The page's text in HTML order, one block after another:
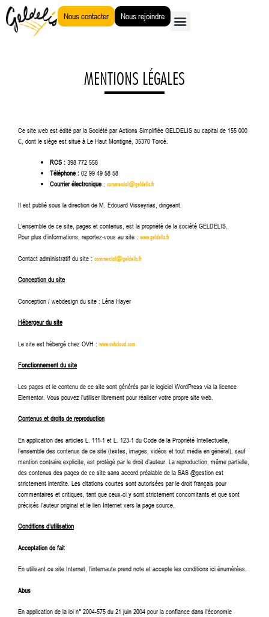
Aller
contenu
Nous contacter Nous rejoindre
MENTIONS LÉGALES
Ce site web est édité par la Société par Actions Simplifiée GELDELIS au capital de 155 000
€, dont le siège est situé à Le Haut Montigné, 35370 Torcé.
RCS :398 772 558
Téléphone :02 99 49 58 58
Courrier électronique: commercial@geldelis.fr
Il est publié sous la direction de M. Edouard Visseyrias, dirigeant.
L’ensemble de ce site, pages et contenus, est la propriété de la société GELDELIS.
Pour plus d’informations, reportez-vous au site : www.geldelis.fr
Contact administratif du site : commercial@geldelis.fr
Conception du site
Conception / webdesign du site : Léna Hayer
Hébergeur du site
Le site est hébergé chez OVH : www.ovhcloud.com
Fonctionnement du site
Les pages et le contenu de ce site sont générés par le logiciel WordPress via la licence
Elementor. Vous pouvez l’utiliser librement pour réaliser votre propre site web.
Contenus et droits de reproduction
En application des articles L. 111-1 et L. 123-1 du Code de la Propriété Intellectuelle,
l’ensemble des contenus de ce site (textes, images, vidéos et tout média en général), sauf
mention contraire explicite, est protégé par le droit d’auteur. La reproduction, même partielle,
des contenus des pages de ce site sans accord préalable de la SAS @gestion est
strictement interdite. Les citations courtes sont autorisées par le droit français pour
commentaires et critiques, tant que ceux-ci y sont strictement concomitants et que sont
précisés l’auteur original et le lien Internet vers la page source.
Conditions d’utilisation
Acceptation de fait
En utilisant ce site Internet, l’internaute prend note et accepte les conditions ici énumérées.
Abus
En application de la loi n° 2004-575 du 21 juin 2004 pour la confiance dans l’économie